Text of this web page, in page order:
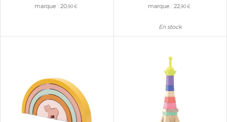
marque : 20,90 €
marque : 22,90 €
En stock